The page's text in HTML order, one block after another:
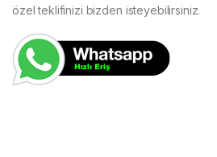
özel teklifinizi bizden isteyebilirsiniz.